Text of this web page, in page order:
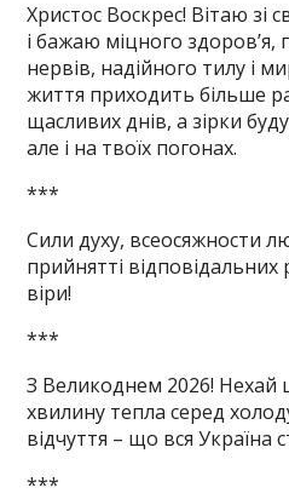
Христос Воскрес! Вітаю зі
і бажаю міцного здоров’я,
нервів, надійного тилу і
життя приходить більше
щасливих днів, а зірки
але і на твоїх погонах.
***
Сили духу, всеосяжности
прийнятті
віри!
***
З Великоднем 2026! Нехай
хвилину тепла серед
відчуття – що вся Україна
***